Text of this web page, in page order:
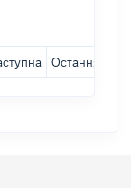
Остання